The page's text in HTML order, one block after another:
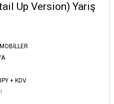
Up Version) Yarış
+ KDV